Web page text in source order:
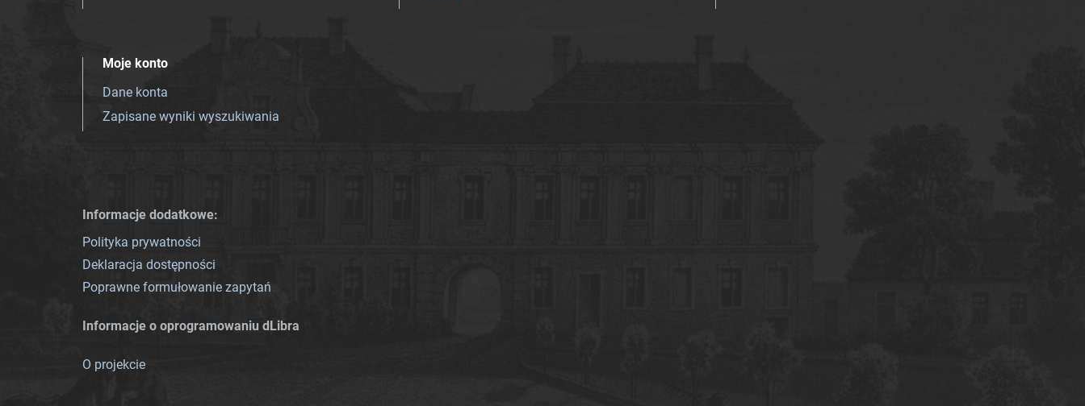
Moje konto
Dane konta
Zapisane wyniki wyszukiwania
Informacje dodatkowe:
Polityka prywatności
Deklaracja dostępności
Poprawne formułowanie zapytań
Informacje o oprogramowaniu dLibra
O projekcie